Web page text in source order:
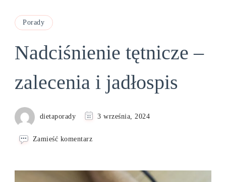
Porady
Nadciśnienie tętnicze –
zalecenia i jadłospis
dietaporady 3 września, 2024
Zamieść komentarzwe
tętnicze
–